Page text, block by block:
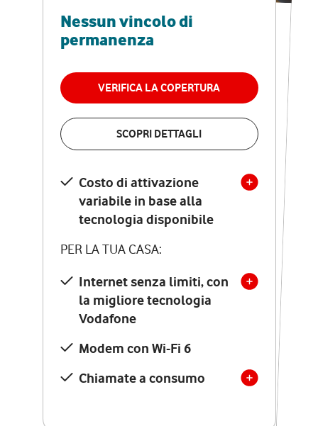
Nessun vincolo di
permanenza
VERIFICA LA COPERTURA
SCOPRI DETTAGLI
Costo di attivazione
variabile in base alla
tecnologia disponibile
PER LA TUA CASA:
Internet senza limiti, con
la migliore tecnologia
Vodafone
Modem con Wi-Fi 6
Chiamate a consumo
RETE FISSA + VODAFONE CLUB
29,95€
permanenza
VERIFICA LA COPERTURA
Costo di attivazione
variabile in base alla
tecnologia disponibile
PER LA TUA CASA:
Internet senza limiti, con
la migliore tecnologia
Vodafone
Modem Seven con Wi-Fi 7
Chiamate illimitate verso
numeri fissi e mobili
nazionali